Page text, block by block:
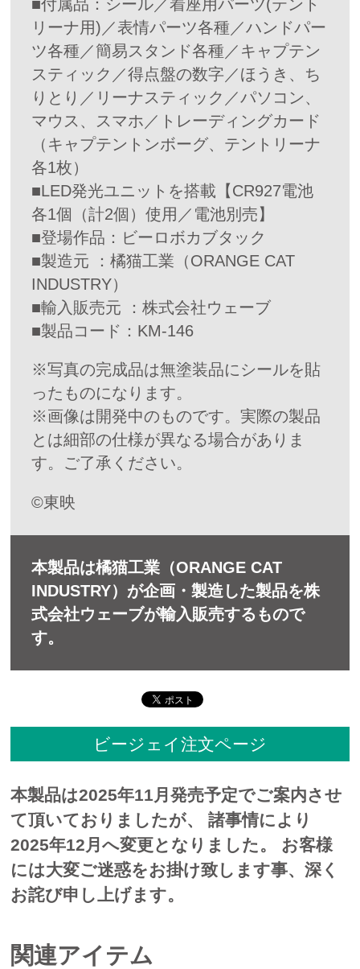
■付属品：シール／着座用パーツ(テント
リーナ用)／表情パーツ各種／ハンドパー
ツ各種／簡易スタンド各種／キャプテン
スティック／得点盤の数字／ほうき、ち
りとり／リーナスティック／パソコン、
マウス、スマホ／トレーディングカード
（キャプテントンボーグ、テントリーナ
各1枚）
■LED発光ユニットを搭載【CR927電池
各1個（計2個）使用／電池別売】
■登場作品：ビーロボカブタック
■製造元 ：橘猫工業（ORANGE CAT
INDUSTRY）
■輸入販売元 ：株式会社ウェーブ
■製品コード：KM-146
※写真の完成品は無塗装品にシールを貼
ったものになります。
※画像は開発中のものです。実際の製品
とは細部の仕様が異なる場合がありま
す。ご了承ください。
©東映
本製品は橘猫工業（ORANGE CAT
INDUSTRY）が企画・製造した製品を株
式会社ウェーブが輸入販売するもので
す。
ビージェイ注文ページ
本製品は2025年11月発売予定でご案内させ
て頂いておりましたが、 諸事情により
2025年12月へ変更となりました。 お客様
には大変ご迷惑をお掛け致します事、深く
お詫び申し上げます。
関連アイテム